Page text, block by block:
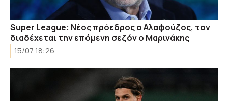
Super League: Νέος πρόεδρος ο Αλαφούζος, τον
διαδέχεται την επόμενη σεζόν ο Μαρινάκης
15/07 18:26